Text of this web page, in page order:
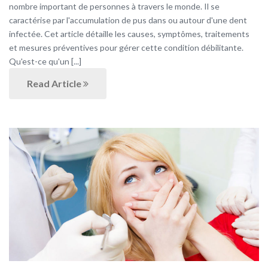
nombre important de personnes à travers le monde. Il se
caractérise par l'accumulation de pus dans ou autour d'une dent
infectée. Cet article détaille les causes, symptômes, traitements
et mesures préventives pour gérer cette condition débilitante.
Qu'est-ce qu'un [...]
Read Article